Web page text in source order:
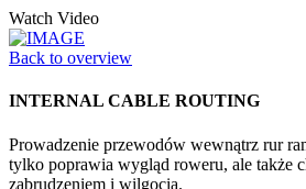
Watch Video
Back to overview
INTERNAL CABLE ROUTING
Prowadzenie przewodów wewnątrz rur
tylko poprawia wygląd roweru, ale także
zabrudzeniem i wilgocią.